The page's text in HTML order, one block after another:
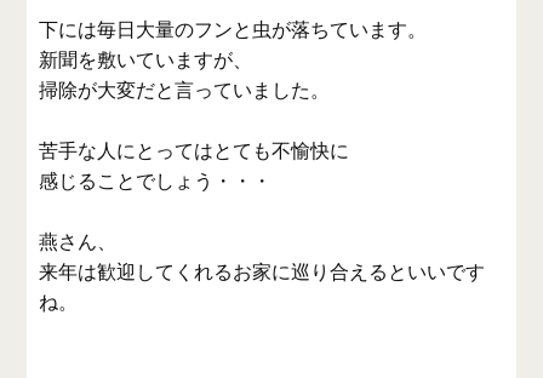
下には毎日大量のフンと虫が落ちています。
新聞を敷いていますが、
掃除が大変だと言っていました。
苦手な人にとってはとても不愉快に
感じることでしょう・・・
燕さん、
来年は歓迎してくれるお家に巡り合えるといいです
ね。